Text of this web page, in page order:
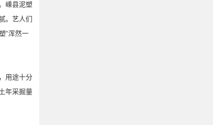
嵊县泥塑
。艺人们
”浑然一
用途十分
年采掘量